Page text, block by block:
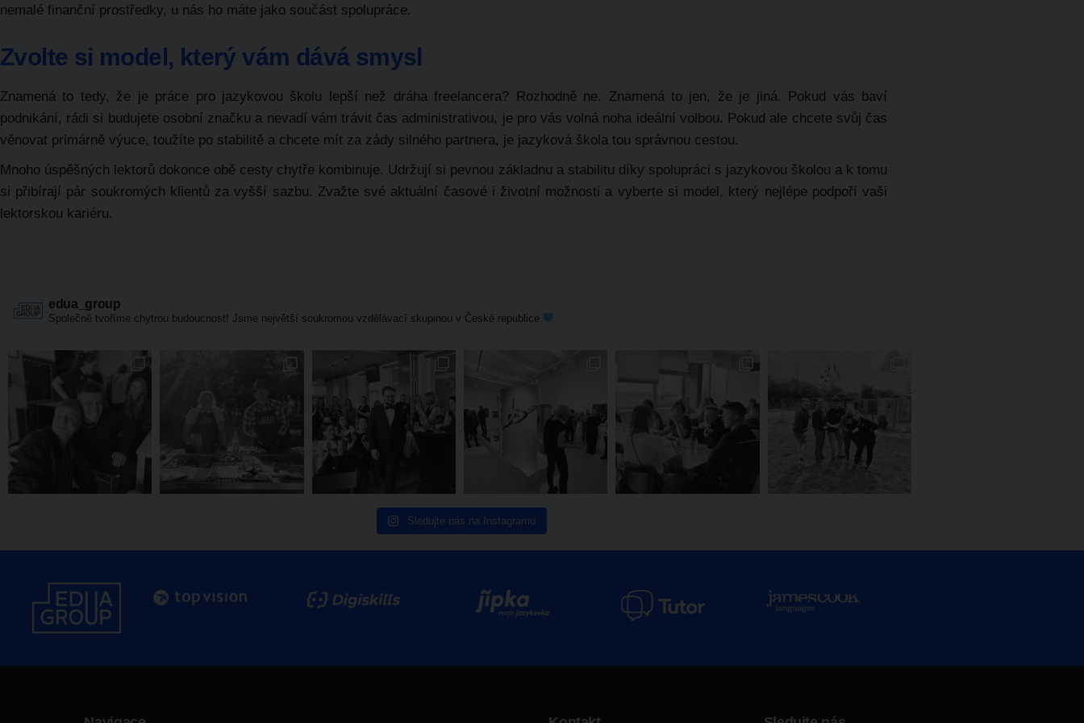
nemalé finanční prostředky, u nás ho máte jako součást spolupráce.
Zvolte si model, který vám dává smysl
Znamená to tedy, že je práce pro jazykovou školu lepší než dráha freelancera? Rozhodně ne. Znamená to jen, že je jiná. Pokud vás baví
podnikání, rádi si budujete osobní značku a nevadí vám trávit čas administrativou, je pro vás volná noha ideální volbou. Pokud ale chcete svůj čas
věnovat primárně výuce, toužíte po stabilitě a chcete mít za zády silného partnera, je jazyková škola tou správnou cestou.
Mnoho úspěšných lektorů dokonce obě cesty chytře kombinuje. Udržují si pevnou základnu a stabilitu díky spolupráci s jazykovou školou a k tomu
si přibírají pár soukromých klientů za vyšší sazbu. Zvažte své aktuální časové i životní možnosti a vyberte si model, který nejlépe podpoří vaši
lektorskou kariéru.
edua_group
Společně tvoříme chytrou budoucnost! Jsme největší soukromou vzdělávací skupinou v České republice.
Sledujte nás na Instagramu